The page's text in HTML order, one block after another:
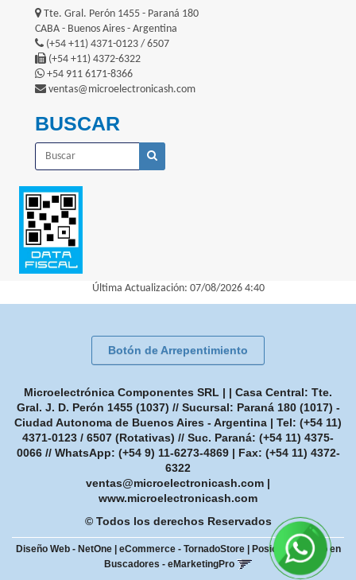
Tte. Gral. Perón 1455 - Paraná 180
CABA - Buenos Aires - Argentina
(+54 +11) 4371-0123 / 6507
(+54 +11) 4372-6322
+54 911 6171-8366
ventas@microelectronicash.com
BUSCAR
Última Actualización: 07/08/2026 4:40
Botón de Arrepentimiento
Microelectrónica Componentes SRL | | Casa Central: Tte.
Gral. J. D. Perón 1455 (1037) // Sucursal: Paraná 180 (1017) -
Ciudad Autonoma de Buenos Aires - Argentina | Tel: (+54 11)
4371-0123 / 6507 (Rotativas) // Suc. Paraná: (+54 11) 4375-
0066 // WhatsApp: (+54 9) 11-6273-4869| Fax: (+54 11) 4372-
6322
ventas@microelectronicash.com |
www.microelectronicash.com
© Todos los derechos Reservados
Diseño Web - NetOne| eCommerce - TornadoStore| Posicionamiento en
Buscadores - eMarketingPro